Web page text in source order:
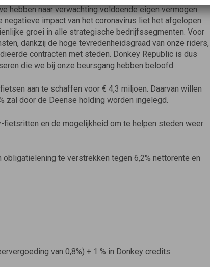
hebben naar verwachting voldoende eigen vermogen
impact van het coronavirus liet het afgelopen
groei in alle strategische bedrijfssegmenten. Voor
dankzij de hoge tevredenheidsgraad van onze riders,
contracten met steden. Donkey Republic is dus
die we bij onze beursgang hebben beloofd.
aan te schaffen voor € 4,3 miljoen. Daarvan willen
zal door de Deense holding worden ingelegd.
fietsritten en de mogelijkheid om te helpen steden weer
te verstrekken tegen 6,2% nettorente en
van 0,8%) + 1 % in Donkey credits